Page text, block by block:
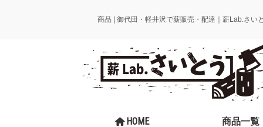
商品 | 御代田・軽井沢で薪販売・配達｜薪Lab.さい
HOME 商品一覧